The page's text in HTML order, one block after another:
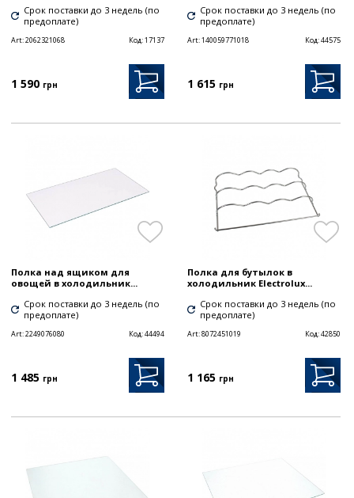
Срок поставки до 3 недель (по
предоплате)
Art:2062321068 Код:17137
1 590 грн
Срок поставки до 3 недель (по
предоплате)
Art:140059771018 Код:44575
1 615 грн
Полка над ящиком для
овощей в холодильник...
Срок поставки до 3 недель (по
предоплате)
Art:2249076080 Код:44494
1 485 грн
Полка для бутылок в
холодильник Electrolux...
Срок поставки до 3 недель (по
предоплате)
Art:8072451019 Код:42850
1 165 грн